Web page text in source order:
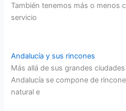
También tenemos más o menos
servicio
Andalucía y sus rincones
Más allá de sus grandes
Andalucía se compone de
natural e